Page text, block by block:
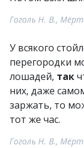
Гоголь Н. В.,
У всякого
перегородки
лошадей, так
них, даже
заржать, то
тот же час.
Гоголь Н. В.,